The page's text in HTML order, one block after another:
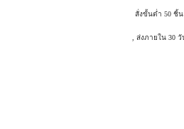
สั่งขั้นต่ำ 50 ชิ้น
, ส่งภายใน 30 วั